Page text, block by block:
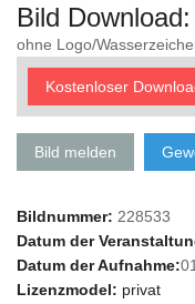
Bild Download:
ohne Logo/
Kostenloser
Bild melden
Bildnummer: 228533
Datum der
Datum der Aufnahme:
Lizenzmodel: privat